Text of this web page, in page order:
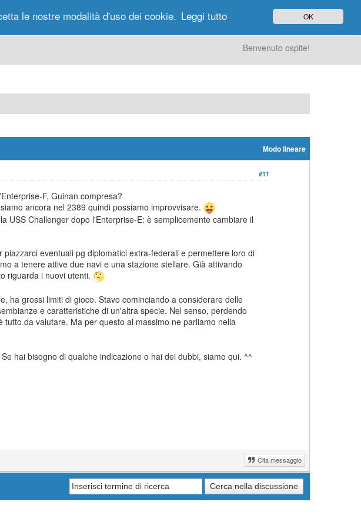
Messaggi Messaggi di Oggi Ricerca Utenti
Benvenuto ospite!
Modo lineare
#11
F, Guinan compresa?
ancora nel 2389 quindi possiamo improvvisare.
USS Challenger dopo l'Enterprise-E: è semplicemente cambiare il
eventuali pg diplomatici extra-federali e permettere loro di
a tenere attive due navi e una stazione stellare. Già attivando
riguarda i nuovi utenti.
ha grossi limiti di gioco. Stavo cominciando a considerare delle
e caratteristiche di un'altra specie. Nel senso, perdendo
da valutare. Ma per questo al massimo ne parliamo nella
hai bisogno di qualche indicazione o hai dei dubbi, siamo qui. ^^
Cita messaggio
le nostre modalità d'uso dei cookie. Leggi tutto OK